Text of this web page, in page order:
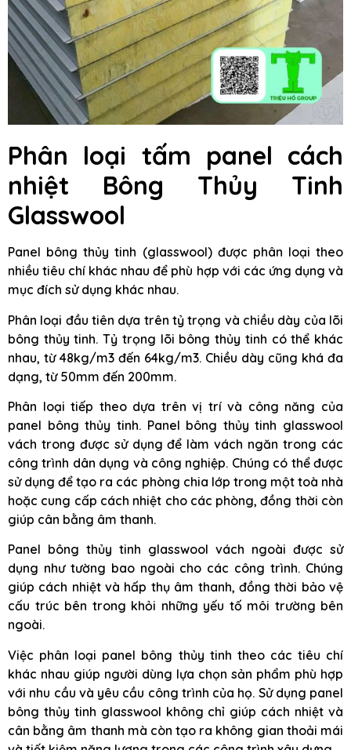
Phân loại tấm panel cách
nhiệt Bông Thủy Tinh
Glasswool
Panel bông thủy tinh (glasswool) được phân loại theo
nhiều tiêu chí khác nhau để phù hợp với các ứng dụng và
mục đích sử dụng khác nhau.
Phân loại đầu tiên dựa trên tỷ trọng và chiều dày của lõi
bông thủy tinh. Tỷ trọng lõi bông thủy tinh có thể khác
nhau, từ 48kg/m3 đến 64kg/m3. Chiều dày cũng khá đa
dạng, từ 50mm đến 200mm.
Phân loại tiếp theo dựa trên vị trí và công năng của
panel bông thủy tinh. Panel bông thủy tinh glasswool
vách trong được sử dụng để làm vách ngăn trong các
công trình dân dụng và công nghiệp. Chúng có thể được
sử dụng để tạo ra các phòng chia lớp trong một toà nhà
hoặc cung cấp cách nhiệt cho các phòng, đồng thời còn
giúp cân bằng âm thanh.
Panel bông thủy tinh glasswool vách ngoài được sử
dụng như tường bao ngoài cho các công trình. Chúng
giúp cách nhiệt và hấp thụ âm thanh, đồng thời bảo vệ
cấu trúc bên trong khỏi những yếu tố môi trường bên
ngoài.
Việc phân loại panel bông thủy tinh theo các tiêu chí
khác nhau giúp người dùng lựa chọn sản phẩm phù hợp
với nhu cầu và yêu cầu công trình của họ. Sử dụng panel
bông thủy tinh glasswool không chỉ giúp cách nhiệt và
cân bằng âm thanh mà còn tạo ra không gian thoải mái